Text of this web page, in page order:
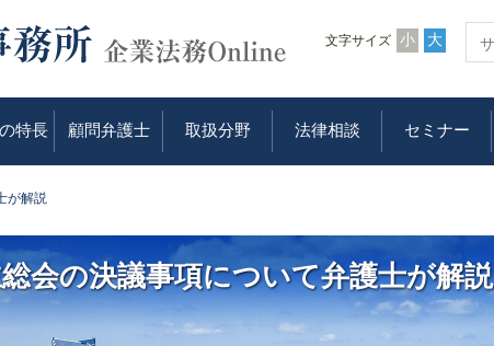
文字サイズ 小 大
特長 顧問弁護士 取扱分野 法律相談 セミナー
が解説
会の決議事項について弁護士が解説